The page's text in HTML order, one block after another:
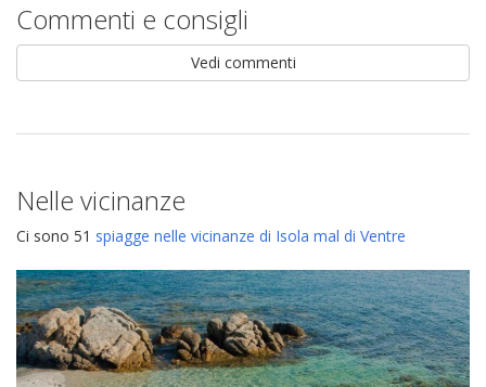
Commenti e consigli
Vedi commenti
Nelle vicinanze
Ci sono 51 spiagge nelle vicinanze di Isola mal di Ventre